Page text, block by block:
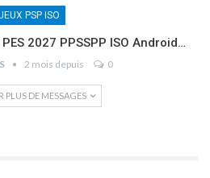
PSP ISO
2027 PPSSPP ISO Android…
2 mois depuis 0
PLUS DE MESSAGES